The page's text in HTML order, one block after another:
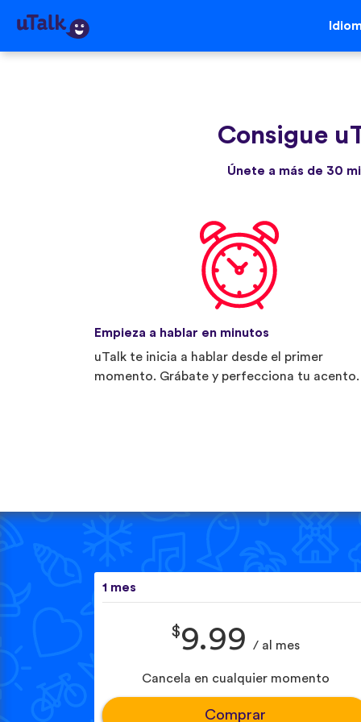
Consigue
Únete a más de 30
Empieza a hablar en minutos
uTalk te inicia a hablar desde el primer
momento. Grábate y perfecciona tu acento.
1 mes
$9.99 / al mes
Cancela en cualquier momento
Comprar